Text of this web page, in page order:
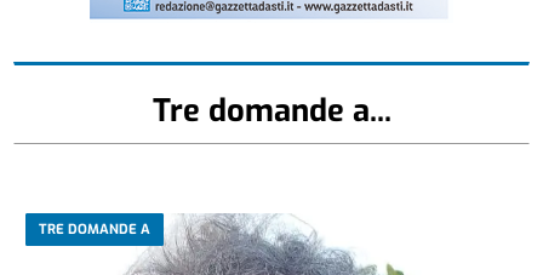
Tre domande a...
TRE DOMANDE A